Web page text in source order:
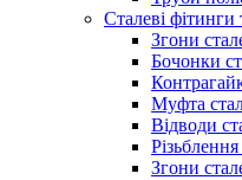
Сталеві
Згони
Бочонки
Муфта
Відводи
Різьблення
Згони